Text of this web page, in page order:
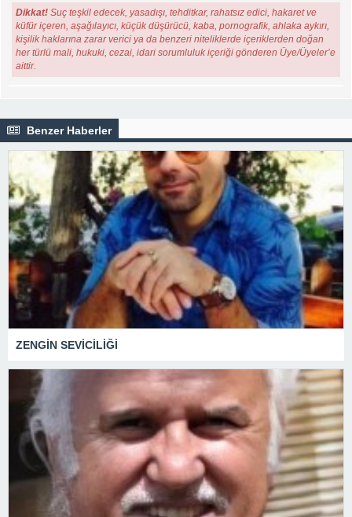
Dikkat! Suç teşkil edecek, yasadışı, tehditkar, rahatsız edici, hakaret ve
küfür içeren, aşağılayıcı, küçük düşürücü, kaba, pornografik, ahlaka aykırı,
kişilik haklarına zarar verici ya da benzeri niteliklerde içeriklerden doğan
her türlü mali, hukuki, cezai, idari sorumluluk içeriği gönderen Üye/Üyeler’e
aittir.
Benzer Haberler
ZENGİN SEVİCİLİĞİ